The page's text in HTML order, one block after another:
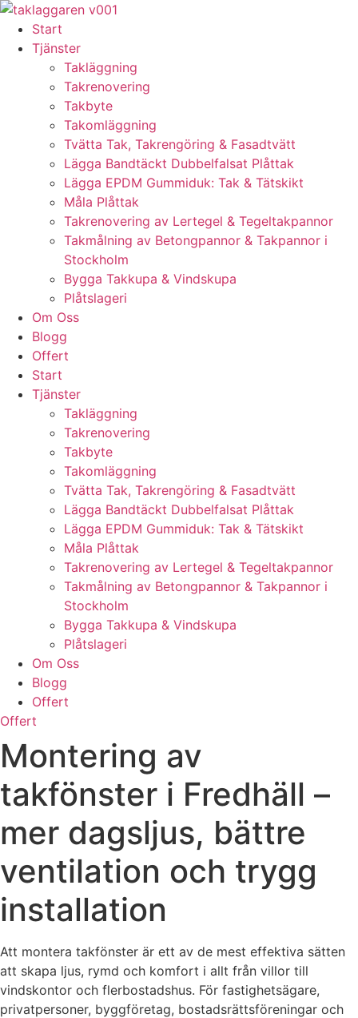
Skip
content
Start
Tjänster
Takläggning
Takrenovering
Takbyte
Takomläggning
Tvätta Tak, Takrengöring & Fasadtvätt
Lägga Bandtäckt Dubbelfalsat Plåttak
Lägga EPDM Gummiduk: Tak & Tätskikt
Måla Plåttak
Takrenovering av Lertegel & Tegeltakpannor
Takmålning av Betongpannor & Takpannor i
Stockholm
Bygga Takkupa & Vindskupa
Plåtslageri
Om Oss
Blogg
Offert
Start
Tjänster
Takläggning
Takrenovering
Takbyte
Takomläggning
Tvätta Tak, Takrengöring & Fasadtvätt
Lägga Bandtäckt Dubbelfalsat Plåttak
Lägga EPDM Gummiduk: Tak & Tätskikt
Måla Plåttak
Takrenovering av Lertegel & Tegeltakpannor
Takmålning av Betongpannor & Takpannor i
Stockholm
Bygga Takkupa & Vindskupa
Plåtslageri
Om Oss
Blogg
Offert
Offert
Montering av
takfönster i Fredhäll –
mer dagsljus, bättre
ventilation och trygg
installation
Att montera takfönster är ett av de mest effektiva sätten
att skapa ljus, rymd och komfort i allt från villor till
vindskontor och flerbostadshus. För fastighetsägare,
privatpersoner, byggföretag, bostadsrättsföreningar och